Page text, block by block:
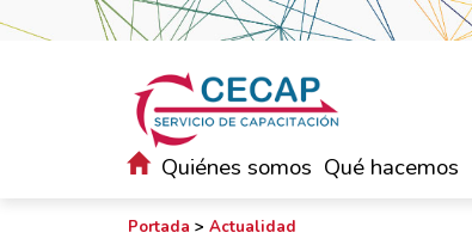
Quiénes somos Qué hacemos
Portada > Actualidad